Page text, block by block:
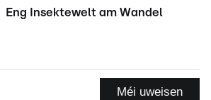
Eng Insektewelt am Wandel
Méi uweisen